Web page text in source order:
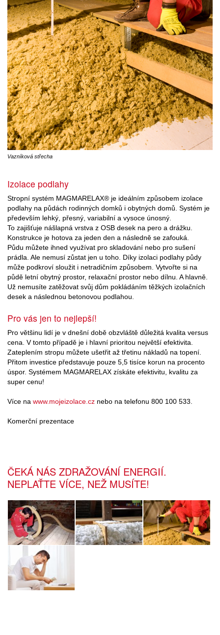
Vazníková střecha
Izolace podlahy
Stropní systém MAGMARELAX® je ideálním způsobem izolace
podlahy na půdách rodinných domků i obytných domů. Systém je
především lehký, přesný, variabilní a vysoce únosný.
To zajišťuje nášlapná vrstva z OSB desek na pero a drážku.
Konstrukce je hotova za jeden den a následně se zafouká.
Půdu můžete ihned využívat pro skladování nebo pro sušení
prádla. Ale nemusí zůstat jen u toho. Díky izolaci podlahy půdy
může podkroví sloužit i netradičním způsobem. Vytvořte si na
půdě letní obytný prostor, relaxační prostor nebo dílnu. A hlavně.
Už nemusíte zatěžovat svůj dům pokládáním těžkých izolačních
desek a následnou betonovou podlahou.
Pro vás jen to nejlepší!
Pro většinu lidí je v dnešní době obzvláště důležitá kvalita versus
cena. V tomto případě je i hlavní prioritou největší efektivita.
Zateplením stropu můžete ušetřit až třetinu nákladů na topení.
Přitom investice představuje pouze 5,5 tisíce korun na procento
úspor. Systémem MAGMARELAX získáte efektivitu, kvalitu za
super cenu!
Více na www.mojeizolace.cz nebo na telefonu 800 100 533.
Komerční prezentace
ČEKÁ NÁS ZDRAŽOVÁNÍ ENERGIÍ.
NEPLAŤTE VÍCE, NEŽ MUSÍTE!